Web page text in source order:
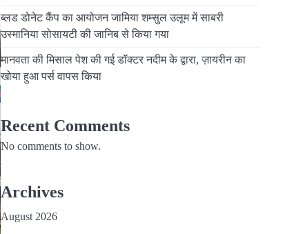
ब्लड डोनेट कैंप का आयोजन जामिया शम्सुल उलूम में साबरी
उस्मानिया सोसायटी की जानिब से किया गया
मानवता की मिसाल पेश की गई डॉक्टर नदीम के द्वारा, ज़ायरीन का
खोया हुआ पर्स वापस किया
Recent Comments
No comments to show.
Archives
August 2026